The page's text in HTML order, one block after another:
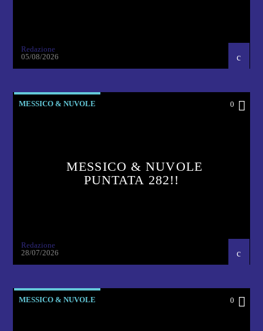
Redazione
05/08/2026
MESSICO & NUVOLE 0
MESSICO & NUVOLE
PUNTATA 282!!
Redazione
28/07/2026
MESSICO & NUVOLE 0